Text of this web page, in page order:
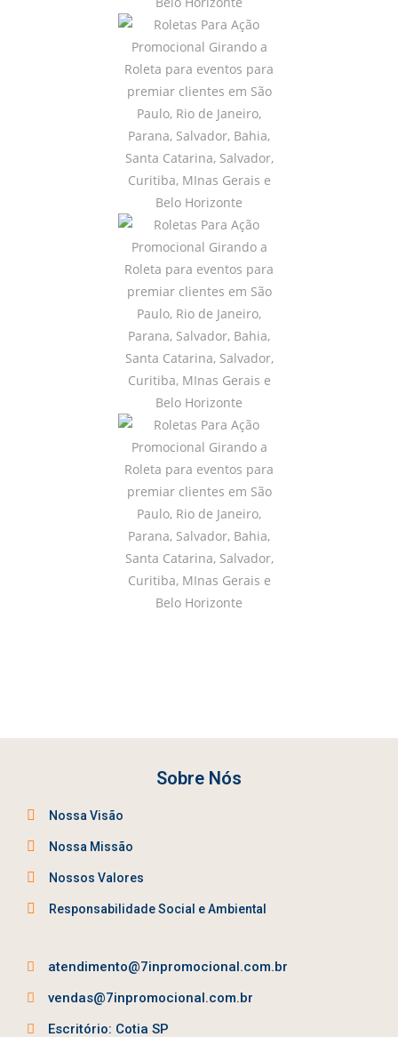
Sobre Nós
Nossa Visão
Nossa Missão
Nossos Valores
Responsabilidade Social e Ambiental
atendimento@7inpromocional.com.br
vendas@7inpromocional.com.br
Escritório: Cotia SP